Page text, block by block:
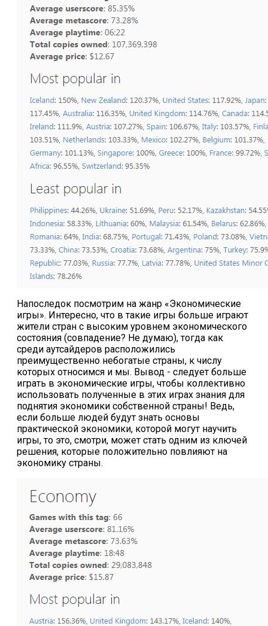
Напоследок посмотрим на жанр «Экономические
игры». Интересно, что в такие игры больше играют
жители стран с высоким уровнем экономического
состояния (совпадение? Не думаю), тогда как
среди аутсайдеров расположились
преимущественно небогатые страны, к числу
которых относимся и мы. Вывод - следует больше
играть в экономические игры, чтобы коллективно
использовать полученные в этих играх знания для
поднятия экономики собственной страны! Ведь,
если больше людей будут знать основы
практической экономики, которой могут научить
игры, то это, смотри, может стать одним из ключей
решения, которые положительно повлияют на
экономику страны.